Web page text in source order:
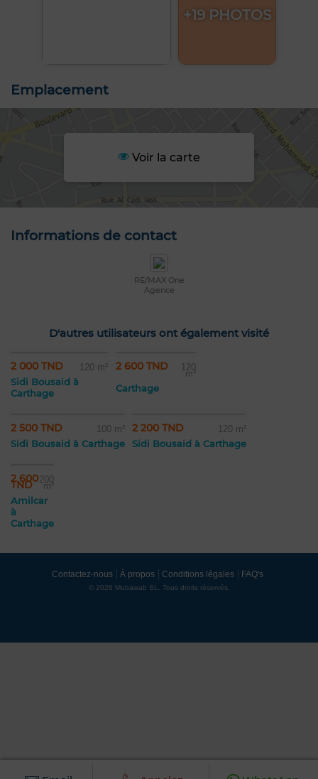
+19 PHOTOS
Emplacement
Voir la carte
Informations de contact
RE/MAX One
Agence
D'autres utilisateurs ont également visité
2 000 TND 120 m²
Sidi Bousaid à
Carthage
2 600 TND 120
m²
Carthage
2 500 TND 100 m²
Sidi Bousaid à Carthage
2 200 TND 120 m²
Sidi Bousaid à Carthage
2 600
TND 200
m²
Amilcar
à
Carthage
Contactez-nous À propos Conditions légales FAQ's
© 2026 Mubawab SL. Tous droits réservés.